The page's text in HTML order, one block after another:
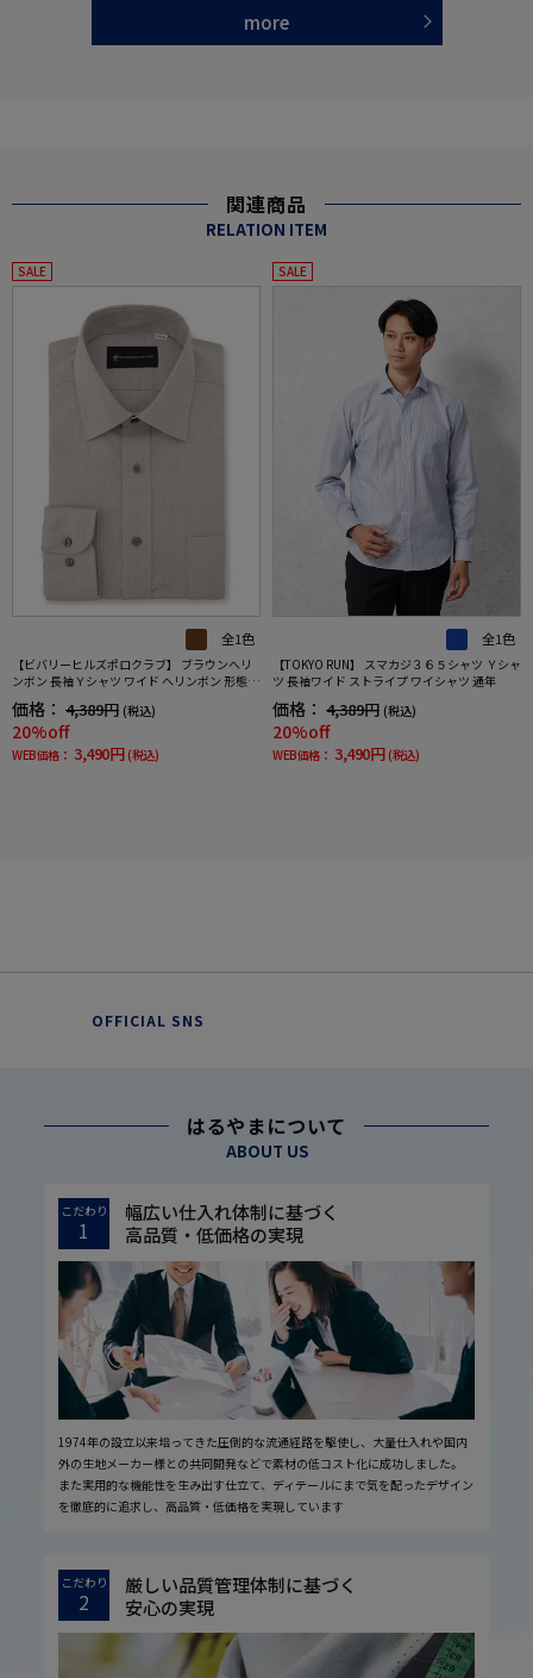
more
関連商品
RELATION ITEM
SALE
全1色
【ビバリーヒルズポロクラブ】 ブラウンへリ
ンボン 長袖Ｙシャツ ワイド ヘリンボン 形態安
価格： 4,389円 (税込)
20%off
WEB価格： 3,490円 (税込)
SALE
全1色
【TOKYO RUN】 スマカジ３６５シャツ Ｙシャ
ツ 長袖ワイド ストライプ ワイシャツ 通年
価格： 4,389円 (税込)
20%off
WEB価格： 3,490円 (税込)
OFFICIAL SNS
はるやまについて
ABOUT US
こだわり
1
幅広い仕入れ体制に基づく
高品質・低価格の実現
1974年の設立以来培ってきた圧倒的な流通経路を駆使し、大量仕入れや国内
外の生地メーカー様との共同開発などで素材の低コスト化に成功しました。
また実用的な機能性を生み出す仕立て、ディテールにまで気を配ったデザイン
を徹底的に追求し、高品質・低価格を実現しています
こだわり
2
厳しい品質管理体制に基づく
安心の実現